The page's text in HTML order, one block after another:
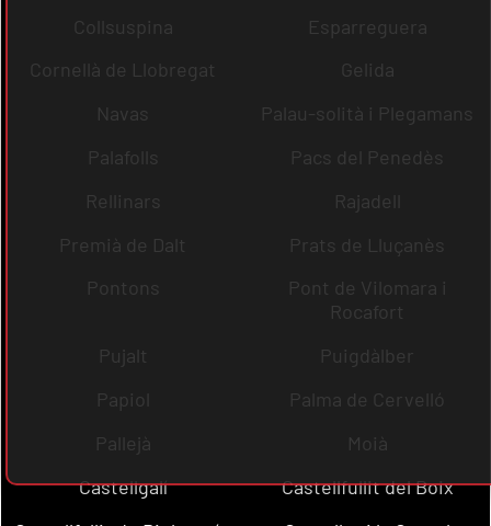
Collsuspina
Esparreguera
Cornellà de Llobregat
Gelida
Navas
Palau-solità i Plegamans
Palafolls
Pacs del Penedès
Rellinars
Rajadell
Premià de Dalt
Prats de Lluçanès
Pontons
Pont de Vilomara i
Rocafort
Pujalt
Puigdàlber
Papiol
Palma de Cervelló
Pallejà
Moià
Castellgalí
Castellfullit del Boix